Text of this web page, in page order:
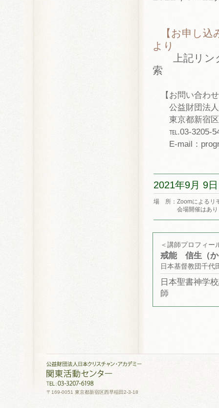
【お申し
より
上記リンク
索
【お問い合わ
公益財団法人
東京都新宿区
℡.03-3205-
E-mail：
2021年9月 9
場 所：Zoomによるリ
会場開催はあり
＜講師プロフィー
戒能 信生（
日本基督教団千代
日本聖書神学
師
〒169-0051 東京都新宿区西早稲田2-3-18